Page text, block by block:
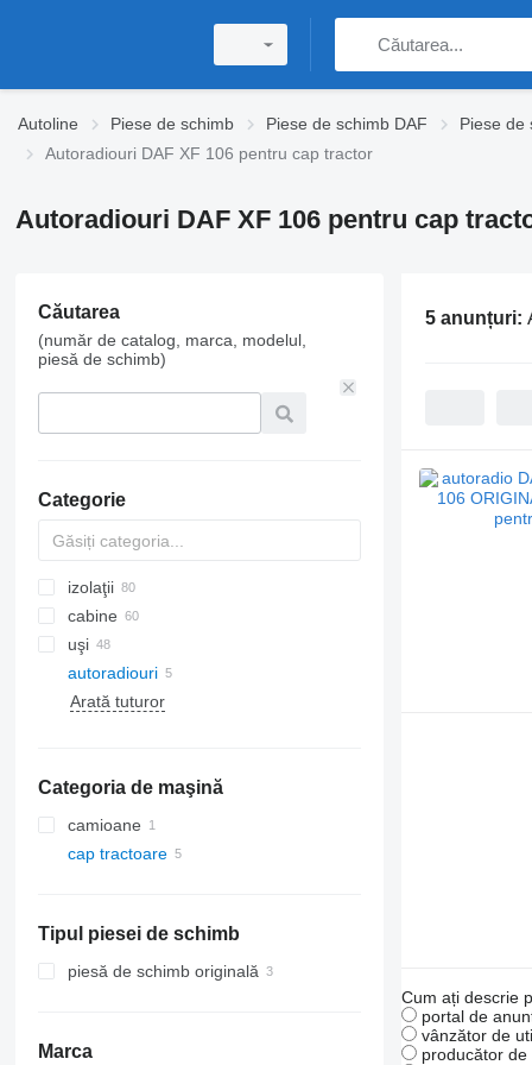
Autoline Piese de schimb Piese de schimb DAF Piese de
Autoradiouri DAF XF 106 pentru cap tractor
Autoradiouri DAF XF 106 pentru cap
Căutarea
(număr de catalog, marca, modelul,
piesă de schimb)
Categorie
izolaţii
cabine
uşi
radiatoare aer condiționat
furtunuri aer condiționat
alte piese de aparate de climatizare
geamuri laterale
acoperișuri panoramice
autoradiouri
Arată tuturor
Categoria de maşină
camioane
cap tractoare
Tipul piesei de schimb
piesă de schimb originală
Marca
5 anunțuri:
Cum ați descrie
portal de
vânzător de
producător